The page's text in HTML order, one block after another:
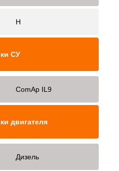
H
СУ
ComAp IL9
двигателя
Дизель